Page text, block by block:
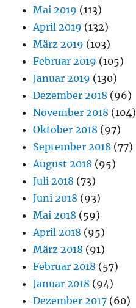
Mai 2019 (113)
April 2019 (132)
März 2019 (103)
Februar 2019 (105)
Januar 2019 (130)
Dezember 2018 (96)
November 2018 (104)
Oktober 2018 (97)
September 2018 (77)
August 2018 (95)
Juli 2018 (73)
Juni 2018 (93)
Mai 2018 (59)
April 2018 (95)
März 2018 (91)
Februar 2018 (57)
Januar 2018 (94)
Dezember 2017 (60)